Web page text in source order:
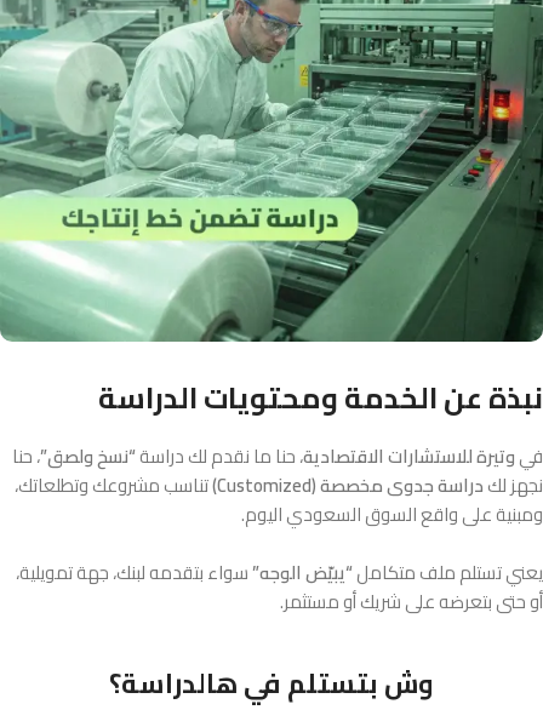
نبذة عن الخدمة ومحتويات الدراسة
فيوتيرة للاستشارات الاقتصادية، حنا ما نقدم لك دراسة“نسخ ولصق”، حنا
نجهز لكدراسة جدوى مخصصة (Customized)
تناسب مشروعك وتطلعاتك،
ومبنية على واقع السوق السعودي اليوم.
يعني تستلم ملف متكامل“يبيّض الوجه”سواء بتقدمه لبنك، جهة تمويلية،
أو حتى بتعرضه على شريك أو مستثمر.
وش بتستلم في هالدراسة؟